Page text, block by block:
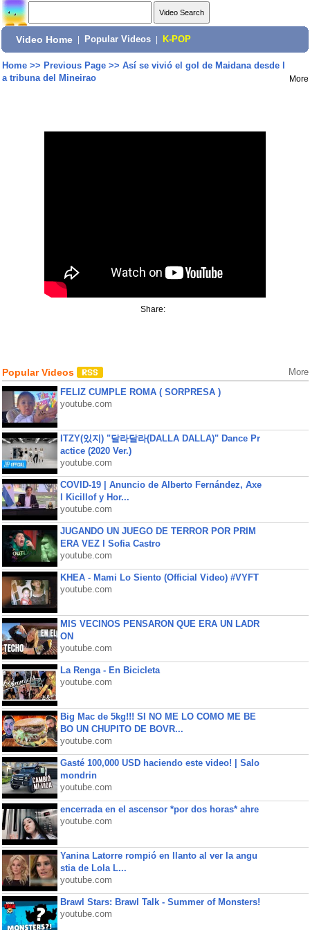
Video Home Popular Videos K-POP
Home>> Previous Page>> Así se vivió el gol de Maidana desde l
a tribuna del Mineirao
More
Share:
Popular Videos More
FELIZ CUMPLE ROMA ( SORPRESA )
youtube.com
ITZY(있지) "달라달라(DALLA DALLA)" Dance Pr
actice (2020 Ver.)
youtube.com
COVID-19 | Anuncio de Alberto Fernández, Axe
l Kicillof y Hor...
youtube.com
JUGANDO UN JUEGO DE TERROR POR PRIM
ERA VEZ l Sofia Castro
youtube.com
KHEA - Mami Lo Siento (Official Video) #VYFT
youtube.com
MIS VECINOS PENSARON QUE ERA UN LADR
ON
youtube.com
La Renga - En Bicicleta
youtube.com
Big Mac de 5kg!!! SI NO ME LO COMO ME BE
BO UN CHUPITO DE BOVR...
youtube.com
Gasté 100,000 USD haciendo este video! | Salo
mondrin
youtube.com
encerrada en el ascensor *por dos horas* ahre
youtube.com
Yanina Latorre rompió en llanto al ver la angu
stia de Lola L...
youtube.com
Brawl Stars: Brawl Talk - Summer of Monsters!
youtube.com